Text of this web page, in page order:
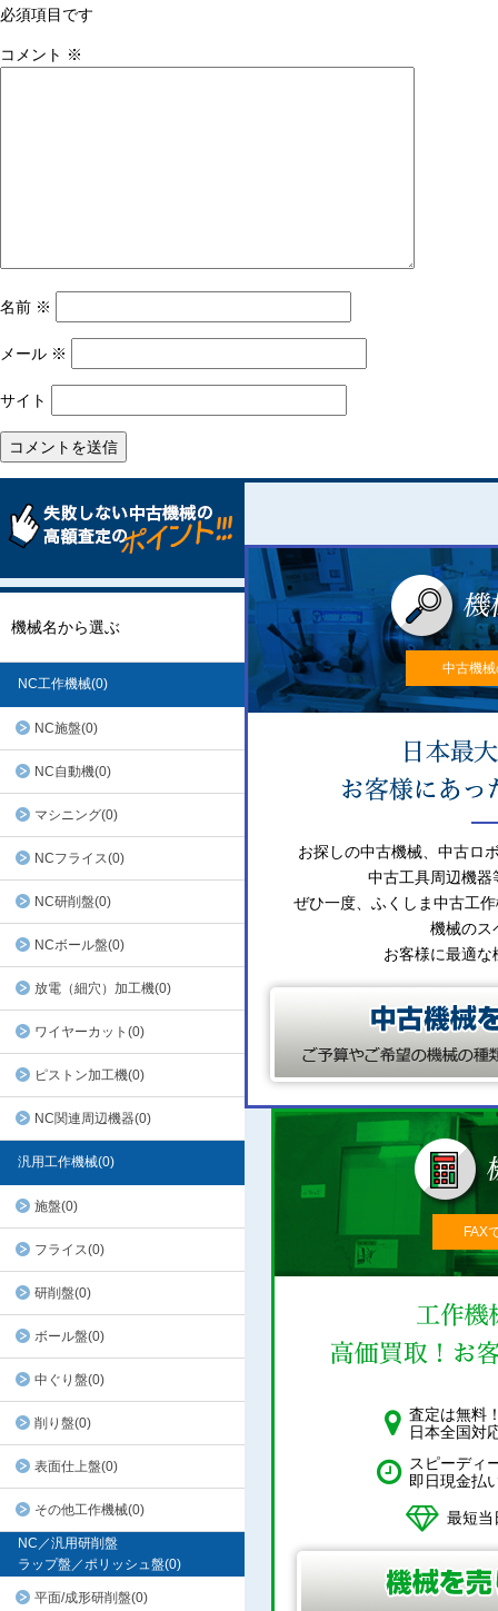
ビ
ゲ
必須項目です
コメント ※
名前 ※
メール ※
サイト
機械名から選ぶ
NC工作機械(0)
NC施盤(0)
NC自動機(0)
マシニング(0)
NCフライス(0)
NC研削盤(0)
NCボール盤(0)
放電（細穴）加工機(0)
ワイヤーカット(0)
ピストン加工機(0)
NC関連周辺機器(0)
汎用工作機械(0)
施盤(0)
フライス(0)
研削盤(0)
ボール盤(0)
中ぐり盤(0)
削り盤(0)
表面仕上盤(0)
その他工作機械(0)
NC／汎用研削盤
ラップ盤／ポリッシュ盤(0)
平面/成形研削盤(0)
中古機
お探しの中古機械、中古ロ
中古工具周辺機器
ぜひ一度、ふくしま中古工
機械のス
お客様に最適
FAX
査定は無料
日本全国対
スピーディ
即日現金払
最短当